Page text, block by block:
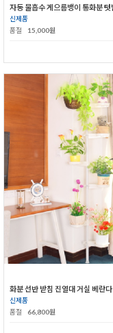
신제품
품절
15,000원
화분 선반 받침 진열대 거실 베란다
신제품
품절
66,800원